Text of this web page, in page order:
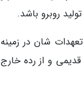
روبرو باشد.
شان در زمینه
و از رده خارج